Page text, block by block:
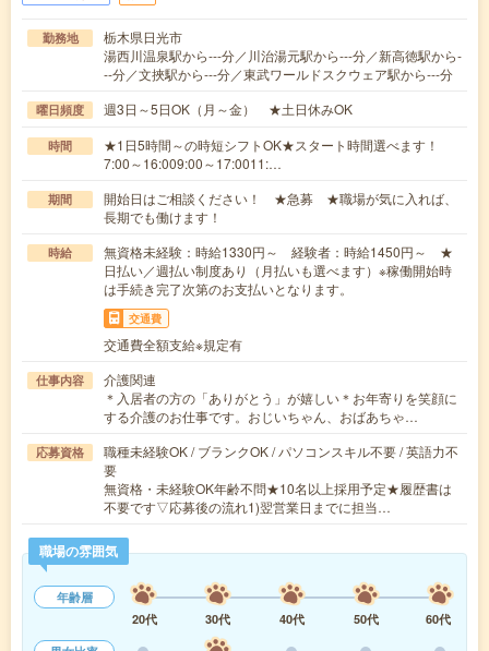
勤務地
栃木県日光市
湯西川温泉駅から---分／川治湯元駅から---分／新高徳駅から-
--分／文挾駅から---分／東武ワールドスクウェア駅から---分
曜日頻度 週3日～5日OK（月～金） ★土日休みOK
時間
★1日5時間～の時短シフトOK★スタート時間選べます！
7:00～16:009:00～17:0011:…
期間
開始日はご相談ください！ ★急募 ★職場が気に入れば、
長期でも働けます！
時給
無資格未経験：時給1330円～ 経験者：時給1450円～ ★
日払い／週払い制度あり（月払いも選べます）※稼働開始時
は手続き完了次第のお支払いとなります。
交通費
交通費全額支給※規定有
仕事内容
介護関連
＊入居者の方の「ありがとう」が嬉しい＊お年寄りを笑顔に
する介護のお仕事です。おじいちゃん、おばあちゃ…
応募資格
職種未経験OK / ブランクOK / パソコンスキル不要 / 英語力不
要
無資格・未経験OK年齢不問★10名以上採用予定★履歴書は
不要です▽応募後の流れ1)翌営業日までに担当…
職場の雰囲気
年齢層
20代
30代 40代 50代
60代